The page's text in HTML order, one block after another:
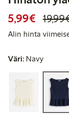
5,99€
Alin hinta
Väri: Navy